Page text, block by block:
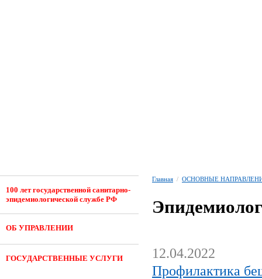
100 лет государственной санитарно-
эпидемиологической службе РФ
ОБ УПРАВЛЕНИИ
ГОСУДАРСТВЕННЫЕ УСЛУГИ
Главная / ОСНОВНЫЕ
12.04.2022
Профилактика